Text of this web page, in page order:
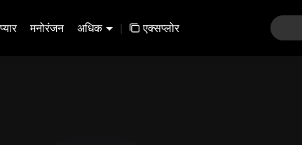
मनोरंजन अधिक | एक्सप्लोर